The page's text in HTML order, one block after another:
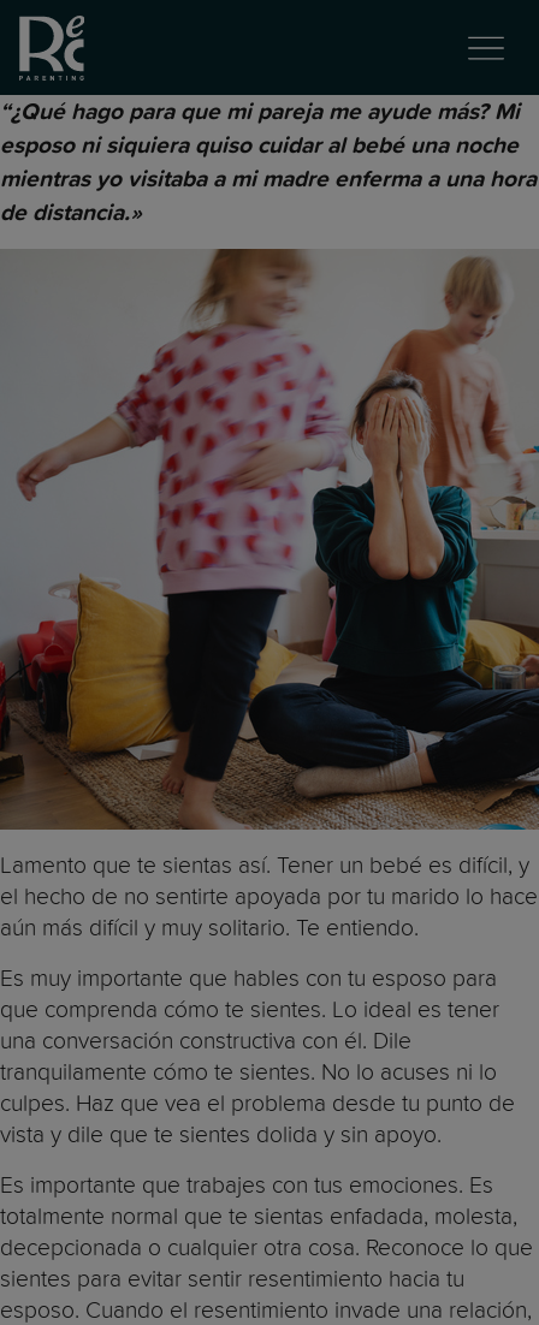
“¿Qué hago para que mi pareja me ayude más? Mi
esposo ni siquiera quiso cuidar al bebé una noche
mientras yo visitaba a mi madre enferma a una hora
de distancia.»
Lamento que te sientas así. Tener un bebé es difícil, y
el hecho de no sentirte apoyada por tu marido lo hace
aún más difícil y muy solitario. Te entiendo.
Es muy importante que hables con tu esposo para
que comprenda cómo te sientes. Lo ideal es tener
una conversación constructiva con él. Dile
tranquilamente cómo te sientes. No lo acuses ni lo
culpes. Haz que vea el problema desde tu punto de
vista y dile que te sientes dolida y sin apoyo.
Es importante que trabajes con tus emociones. Es
totalmente normal que te sientas enfadada, molesta,
decepcionada o cualquier otra cosa. Reconoce lo que
sientes para evitar sentir resentimiento hacia tu
esposo. Cuando el resentimiento invade una relación,